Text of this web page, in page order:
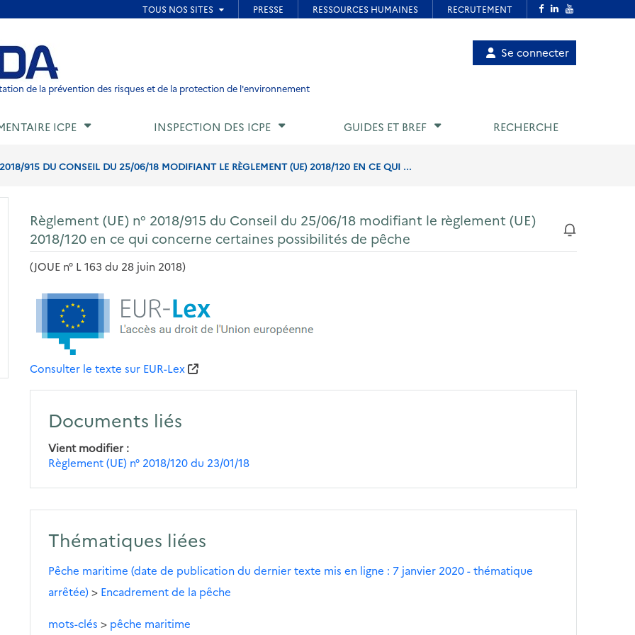
de page
de la prévention des risques et de la protection de l'environnement
Menu
utilisateur
Se connecter
ICPE INSPECTION DES ICPE GUIDES ET BREF RECHERCHE
2018/915 DU CONSEIL DU 25/06/18 MODIFIANT LE RÈGLEMENT (UE) 2018/120 EN CE QUI ...
Règlement (UE) n° 2018/915 du Conseil du 25/06/18 modifiant le règlement (UE)
2018/120 en ce qui concerne certaines possibilités de pêche
(JOUE n° L 163 du 28 juin 2018)
Consulter le texte sur EUR-Lex
Documents liés
Vient modifier
Règlement (UE) n° 2018/120 du 23/01/18
Thématiques liées
Pêche maritime (date de publication du dernier texte mis en ligne : 7 janvier 2020 - thématique
arrêtée)> Encadrement de la pêche
mots-clés > pêche maritime